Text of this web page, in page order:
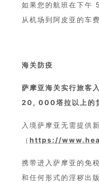
如果您的航班在下午
从机场到阿皮亚的车
海关防疫
萨摩亚海关实行旅客
20, 000塔拉以上的
入境萨摩亚无需提供
（ https://
携带进入萨摩亚的免
和任何形式的淫秽出版